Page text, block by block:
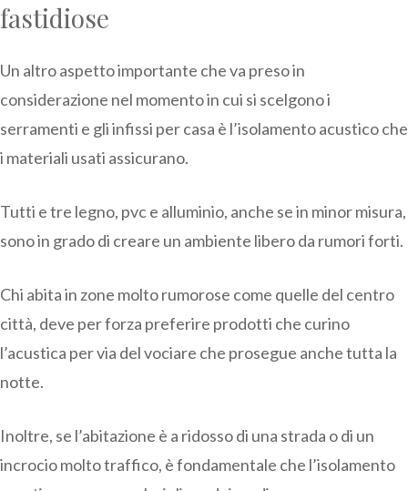
fastidiose
Un altro aspetto importante che va preso in
considerazione nel momento in cui si scelgono i
serramenti e gli infissi per casa è l’isolamento acustico che
i materiali usati assicurano.
Tutti e tre legno, pvc e alluminio, anche se in minor misura,
sono in grado di creare un ambiente libero da rumori forti.
Chi abita in zone molto rumorose come quelle del centro
città, deve per forza preferire prodotti che curino
l’acustica per via del vociare che prosegue anche tutta la
notte.
Inoltre, se l’abitazione è a ridosso di una strada o di un
incrocio molto traffico, è fondamentale che l’isolamento